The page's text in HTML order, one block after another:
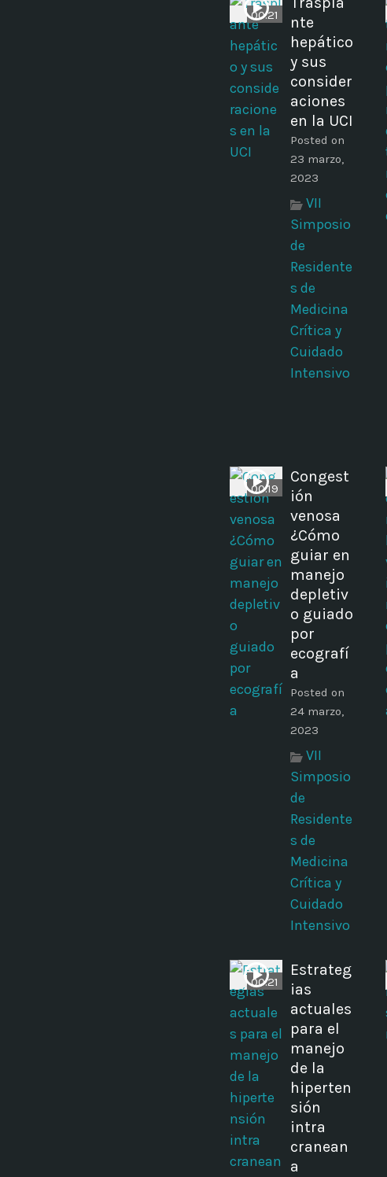
00:21
nte
hepático
y sus
consider
aciones
en la UCI
Posted on
23 marzo,
2023
VII
Simposio
de
Residente
s de
Medicina
Crítica y
Cuidado
Intensivo
00:19
Congest
ión
venosa
¿Cómo
guiar en
manejo
depletiv
o guiado
por
ecografí
a
Posted on
24 marzo,
2023
VII
Simposio
de
Residente
s de
Medicina
Crítica y
Cuidado
Intensivo
00:21
Estrateg
ias
actuales
para el
manejo
de la
hiperten
sión
intra
cranean
a